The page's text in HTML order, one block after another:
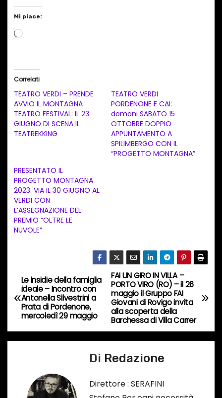
Mi piace:
C
a
m
e
o
i
n
c
o
…
Correlati
TEATRO VERDI – PRENDE
AVVIO IL MONTAGNA
TEATRO FESTIVAL: IL 23
GIUGNO DI SCENA IL
TEATREKKING
TEATRO VERDI
PORDENONE E CAI:
domani SABATO 15
OTTOBRE DOPPIO
APPUNTAMENTO A
SPILIMBERGO CON IL
“PROGETTO MONTAGNA”
PRESENTATO IL
PROGETTO MONTAGNA
2023. VIA IL 30 GIUGNO AL
VERDI CON
L’ASSEGNAZIONE DEL
PREMIO “OLTRE LE
NUVOLE”
N
a
v
i
FAI UN GIRO IN VILLA –
PORTO VIRO (RO) – il 26
maggio il Gruppo FAI
Giovani di Rovigo invita
alla scoperta della
Barchessa di Villa Carrer
Le insidie della famiglia
ideale – Incontro con
Antonella Silvestrini a
Prata di Pordenone,
mercoledì 29 maggio
Di Redazione
Direttore : SERAFINI